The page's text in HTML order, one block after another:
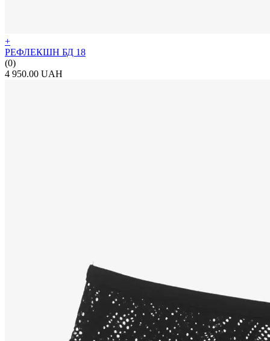
+
РЕФЛЕКШН БД 18
(0)
4 950.00 UAH